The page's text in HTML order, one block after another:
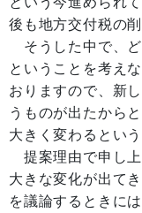
後も地方交付税の
そうした中で、
ということを考え
おりますので、新
うものが出たから
大きく変わるとい
提案理由で申し上
大きな変化が出て
を議論するときに